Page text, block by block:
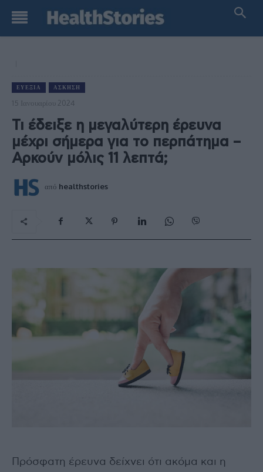
ΕΥΕΞΊΑ ΆΣΚΗΣΗ
15 Ιανουαρίου 2024
Τι έδειξε η μεγαλύτερη έρευνα
μέχρι σήμερα για το περπάτημα –
Αρκούν μόλις 11 λεπτά;
από healthstories
Πρόσφατη έρευνα δείχνει ότι ακόμα και η